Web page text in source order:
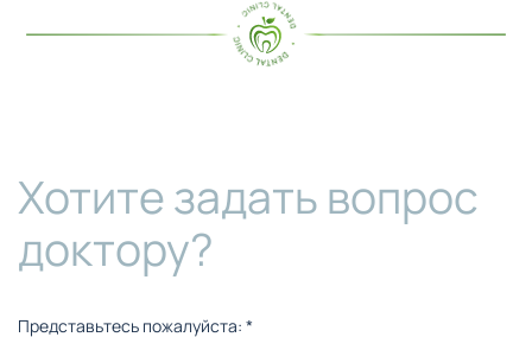
Хотите задать вопрос
доктору?
Представьтесь пожалуйста: *